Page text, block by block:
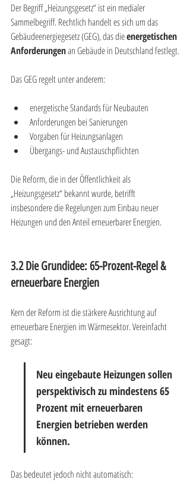
Der Begriff „Heizungsgesetz“ ist ein medialer
Sammelbegriff. Rechtlich handelt es sich um das
Gebäudeenergiegesetz (GEG), das die energetischen
Anforderungen an Gebäude in Deutschland festlegt.
Das GEG regelt unter anderem:
energetische Standards für Neubauten
Anforderungen bei Sanierungen
Vorgaben für Heizungsanlagen
Übergangs- und Austauschpflichten
Die Reform, die in der Öffentlichkeit als
„Heizungsgesetz“ bekannt wurde, betrifft
insbesondere die Regelungen zum Einbau neuer
Heizungen und den Anteil erneuerbarer Energien.
3.2 Die Grundidee: 65-Prozent-Regel &
erneuerbare Energien
Kern der Reform ist die stärkere Ausrichtung auf
erneuerbare Energien im Wärmesektor. Vereinfacht
gesagt:
Neu eingebaute Heizungen sollen
perspektivisch zu mindestens 65
Prozent mit erneuerbaren
Energien betrieben werden
können.
Das bedeutet jedoch nicht automatisch: